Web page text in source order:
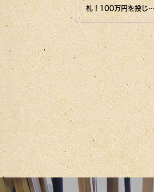
ョンで暴走落札した絵
に衝撃の鑑定結果！
札！100万円を投じた
花瓶の真価とは？